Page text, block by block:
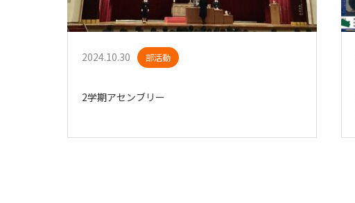
2024.10.30 部活動
2学期アセンブリー